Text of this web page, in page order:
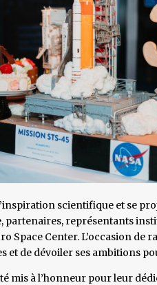
scientifique et se
représentants
Space Center. L’occasion de
et de dévoiler ses ambitions
mis à l’honneur pour leur